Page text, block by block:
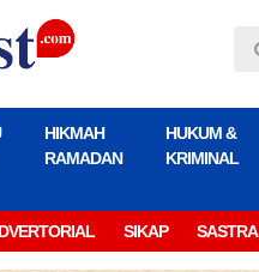
HIKMAH
RAMADAN
HUKUM &
KRIMINAL
SIKAP SASTRA